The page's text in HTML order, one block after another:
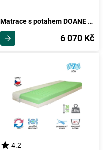
Matrace s potahem DOANE 140x200 cm
6 070 Kč
4.2